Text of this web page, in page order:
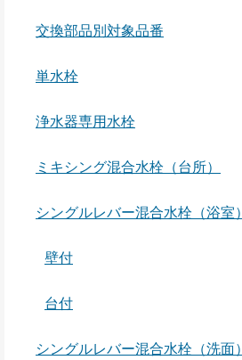
交換部品別対象品番
単水栓
浄水器専用水栓
ミキシング混合水栓（台所）
シングルレバー混合水栓（浴室）
壁付
台付
シングルレバー混合水栓（洗面）